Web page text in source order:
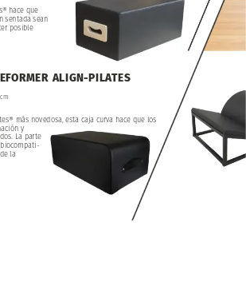
cm
ALIGN-PILATES
hace que
sentada sean
posible
más novedosa, esta caja curva hace que los
y
La parte
biocompati-
de la